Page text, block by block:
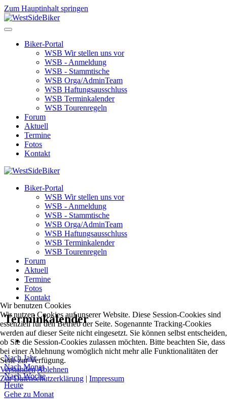
Zum Hauptinhalt springen
Biker-Portal
WSB Wir stellen uns vor
WSB - Anmeldung
WSB - Stammtische
WSB Orga/AdminTeam
WSB Haftungsausschluss
WSB Terminkalender
WSB Tourenregeln
Forum
Aktuell
Termine
Fotos
Kontakt
Biker-Portal
WSB Wir stellen uns vor
WSB - Anmeldung
WSB - Stammtische
WSB Orga/AdminTeam
WSB Haftungsausschluss
WSB Terminkalender
WSB Tourenregeln
Forum
Aktuell
Termine
Fotos
Kontakt
Terminkalender
Nach Jahr
Nach Monat
Nach Woche
Heute
Gehe zu Monat
Wir benutzen Cookies
Wir nutzen Cookies auf unserer Website. Diese Session-Cookies sind
essenziell für den Betrieb der Seite. Sogenannte Tracking-Cookies
werden auf dieser Seite nicht eingesetzt. Sie können selbst entscheiden,
ob Sie die Session-Cookies zulassen möchten. Bitte beachten Sie, dass
bei einer Ablehnung womöglich nicht mehr alle Funktionalitäten der
Seite zur Verfügung.
VerstandenAblehnen
Zur Datenschutzerklärung | Impressum